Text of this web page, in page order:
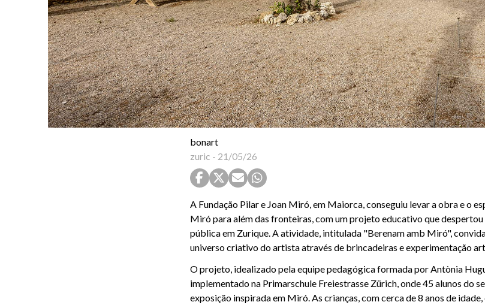
bonart
zuric - 21/05/26
A Fundação Pilar e Joan Miró, em Maiorca, conseguiu levar a obra e o
Miró para além das fronteiras, com um projeto educativo que despertou
pública em Zurique. A atividade, intitulada "Berenam amb Miró",
universo criativo do artista através de brincadeiras e experimentação
O projeto, idealizado pela equipe pedagógica formada por Antònia
implementado na Primarschule Freiestrasse Zürich, onde 45 alunos do
exposição inspirada em Miró. As crianças, com cerca de 8 anos de